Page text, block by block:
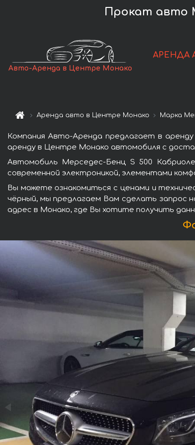
Прокат авто
Авто-Аренда в Центре Монако
АРЕНДА
Аренда авто в Центре Монако Марка
Компания Авто-Аренда предлагает в
аренду в Центре Монако автомобиля с
Автомобиль Мерседес-Бенц S 500
современной электроникой, элементами
Вы можете ознакомиться с ценами и
чёрный, мы предлагаем Вам сделать запрос
адрес в Монако, где Вы хотите получить